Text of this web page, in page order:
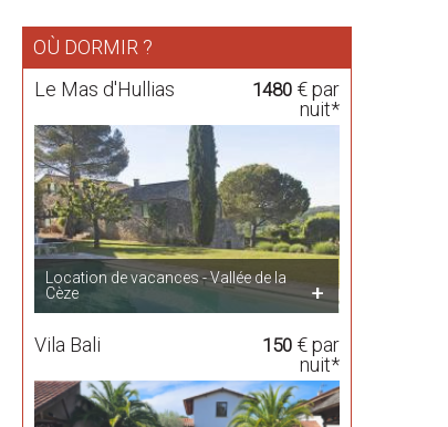
OÙ DORMIR ?
Le Mas d'Hullias
1480€ par
nuit*
Location de vacances - Vallée de la
Cèze
Vila Bali 150€ par
nuit*